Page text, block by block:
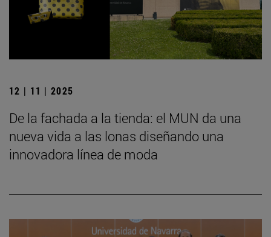
12 | 11 | 2025
De la fachada a la tienda: el MUN da una
nueva vida a las lonas diseñando una
innovadora línea de moda